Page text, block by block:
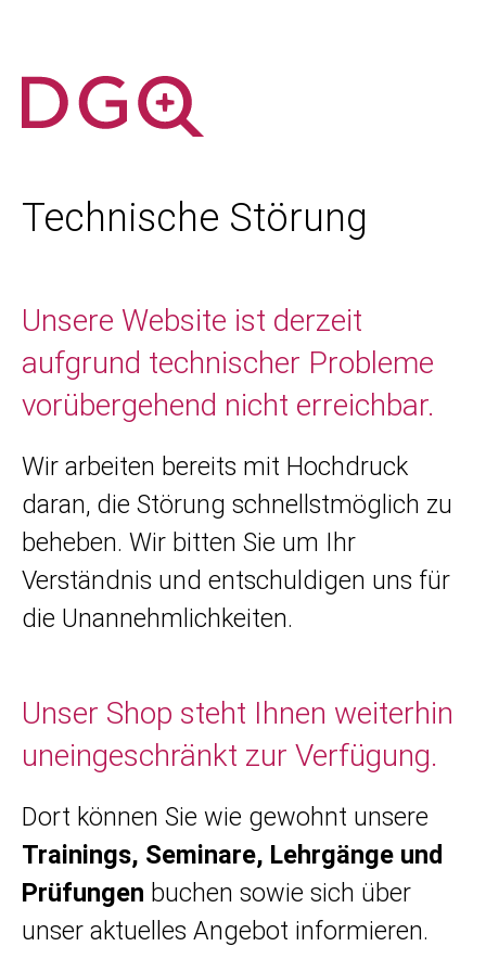
Technische Störung
Unsere Website ist derzeit
aufgrund technischer Probleme
vorübergehend nicht erreichbar.
Wir arbeiten bereits mit Hochdruck
daran, die Störung schnellstmöglich zu
beheben. Wir bitten Sie um Ihr
Verständnis und entschuldigen uns für
die Unannehmlichkeiten.
Unser Shop steht Ihnen weiterhin
uneingeschränkt zur Verfügung.
Dort können Sie wie gewohnt unsere
Trainings, Seminare, Lehrgänge und
Prüfungen buchen sowie sich über
unser aktuelles Angebot informieren.